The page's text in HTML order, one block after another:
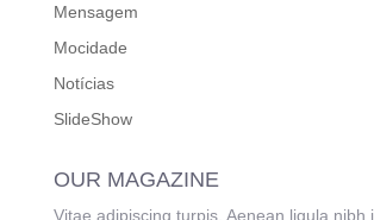
Mensagem
Mocidade
Notícias
SlideShow
OUR MAGAZINE
Vitae adipiscing turpis. Aenean ligula nibh